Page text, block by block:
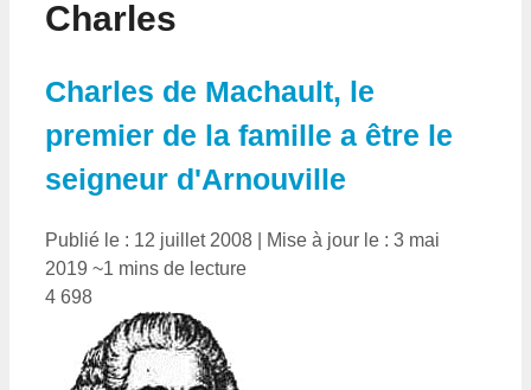
Charles
Charles de Machault, le
premier de la famille a être le
seigneur d'Arnouville
Publié le : 12 juillet 2008
Mise à jour le : 3 mai
2019 ~1 mins de lecture
4 698